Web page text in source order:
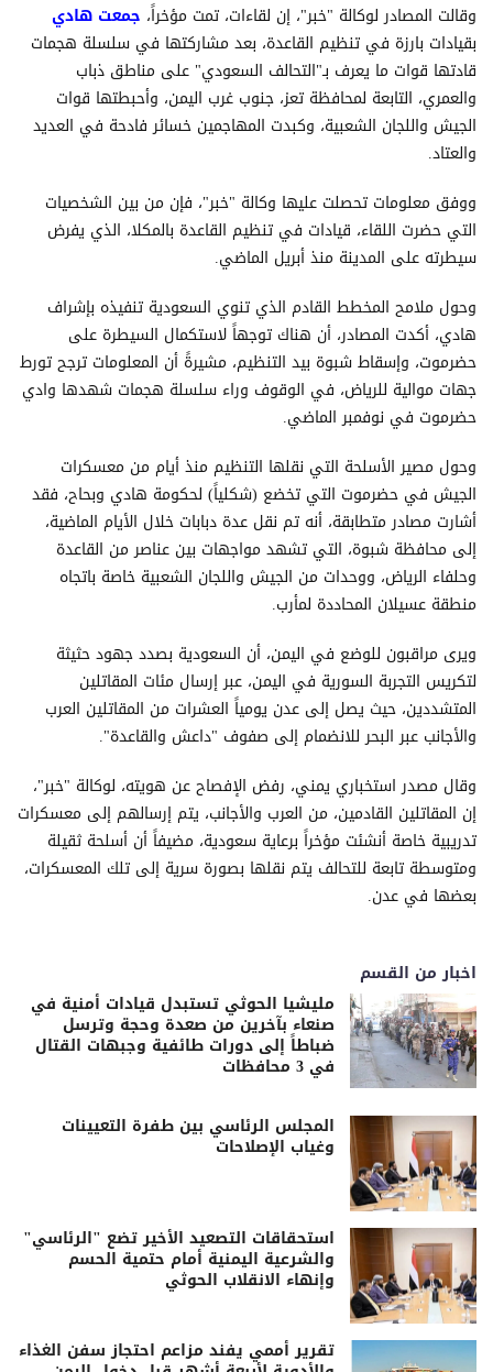
وقالت المصادر لوكالة "خبر"، إن لقاءات، تمت مؤخراً، جمعت هادي
بقيادات بارزة في تنظيم القاعدة، بعد مشاركتها في سلسلة هجمات
قادتها قوات ما يعرف بـ"التحالف السعودي" على مناطق ذباب
والعمري، التابعة لمحافظة تعز، جنوب غرب اليمن، وأحبطتها قوات
الجيش واللجان الشعبية، وكبدت المهاجمين خسائر فادحة في العديد
والعتاد.
ووفق معلومات تحصلت عليها وكالة "خبر"، فإن من بين الشخصيات
التي حضرت اللقاء، قيادات في تنظيم القاعدة بالمكلا، الذي يفرض
سيطرته على المدينة منذ أبريل الماضي.
وحول ملامح المخطط القادم الذي تنوي السعودية تنفيذه بإشراف
هادي، أكدت المصادر، أن هناك توجهاً لاستكمال السيطرة على
حضرموت، وإسقاط شبوة بيد التنظيم، مشيرةً أن المعلومات ترجح تورط
جهات موالية للرياض، في الوقوف وراء سلسلة هجمات شهدها وادي
حضرموت في نوفمبر الماضي.
وحول مصير الأسلحة التي نقلها التنظيم منذ أيام من معسكرات
الجيش في حضرموت التي تخضع (شكلياً) لحكومة هادي وبحاح، فقد
أشارت مصادر متطابقة، أنه تم نقل عدة دبابات خلال الأيام الماضية،
إلى محافظة شبوة، التي تشهد مواجهات بين عناصر من القاعدة
وحلفاء الرياض، ووحدات من الجيش واللجان الشعبية خاصة باتجاه
منطقة عسيلان المحاددة لمأرب.
ويرى مراقبون للوضع في اليمن، أن السعودية بصدد جهود حثيثة
لتكريس التجربة السورية في اليمن، عبر إرسال مئات المقاتلين
المتشددين، حيث يصل إلى عدن يومياً العشرات من المقاتلين العرب
والأجانب عبر البحر للانضمام إلى صفوف "داعش والقاعدة".
وقال مصدر استخباري يمني، رفض الإفصاح عن هويته، لوكالة "خبر"،
إن المقاتلين القادمين، من العرب والأجانب، يتم إرسالهم إلى معسكرات
تدريبية خاصة أنشئت مؤخراً برعاية سعودية، مضيفاً أن أسلحة ثقيلة
ومتوسطة تابعة للتحالف يتم نقلها بصورة سرية إلى تلك المعسكرات،
بعضها في عدن.
اخبار من القسم
مليشيا الحوثي تستبدل قيادات أمنية في
صنعاء بآخرين من صعدة وحجة وترسل
ضباطاً إلى دورات طائفية وجبهات القتال
في 3 محافظات
المجلس الرئاسي بين طفرة التعيينات
وغياب الإصلاحات
استحقاقات التصعيد الأخير تضع "الرئاسي"
والشرعية اليمنية أمام حتمية الحسم
وإنهاء الانقلاب الحوثي
تقرير أممي يفند مزاعم احتجاز سفن الغذاء